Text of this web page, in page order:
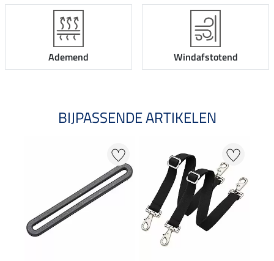
Ademend Windafstotend
BIJPASSENDE ARTIKELEN